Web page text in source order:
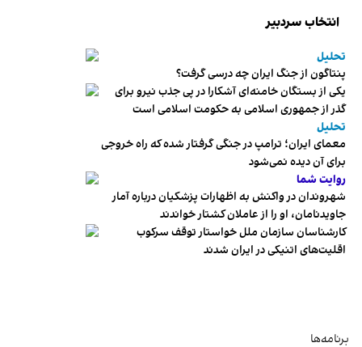
انتخاب سردبیر
تحلیل
پنتاگون از جنگ ایران چه درسی گرفت؟
یکی از بستگان خامنه‌ای آشکارا در پی جذب نیرو برای
گذر از جمهوری اسلامی به حکومت اسلامی است
تحلیل
معمای ایران؛ ترامپ در جنگی گرفتار شده که راه خروجی
برای آن دیده نمی‌شود
روایت شما
شهروندان در واکنش به اظهارات پزشکیان درباره آمار
جاویدنامان، او را از عاملان کشتار خواندند
کارشناسان سازمان ملل خواستار توقف سرکوب
اقلیت‌های اتنیکی در ایران شدند
برنامه‌ها